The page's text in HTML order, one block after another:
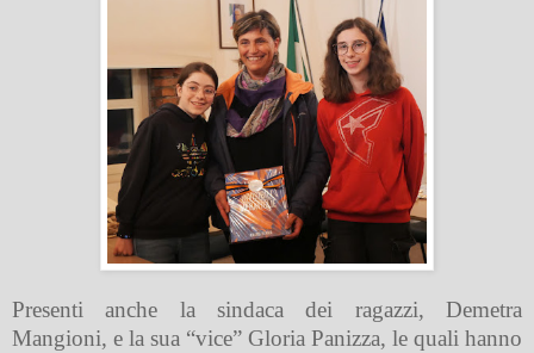
Presenti anche la sindaca dei ragazzi, Demetra
Mangioni, e la sua “vice” Gloria Panizza, le quali hanno